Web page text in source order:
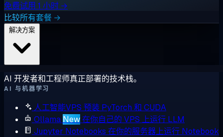
免费试用 1 小时 →
比较所有套餐 →
AI 开发者和工程师真正部署的技术栈。
AI 与机器学习
人工智能VPS 预装 PyTorch 和 CUDA
Ollama New在你自己的 VPS 上运行 LLM
Jupyter Notebooks 在你的服务器上运行 Notebook